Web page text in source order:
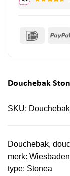
IDeal
Douchebak
SKU:
Douchebak,
merk: Wiesbaden
type: Stonea